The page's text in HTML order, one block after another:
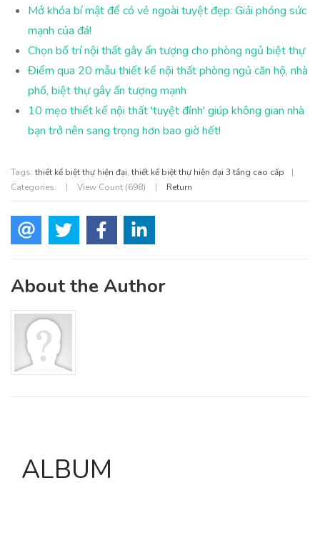
Mở khóa bí mật để có vẻ ngoài tuyệt đẹp: Giải phóng sức
mạnh của đá!
Chọn bố trí nội thất gây ấn tượng cho phòng ngủ biệt thự
Điểm qua 20 mẫu thiết kế nội thất phòng ngủ căn hộ, nhà
phố, biệt thự gây ấn tượng mạnh
10 mẹo thiết kế nội thất 'tuyệt đỉnh' giúp không gian nhà
bạn trở nên sang trọng hơn bao giờ hết!
Tags: thiết kế biệt thự hiện đại, thiết kế biệt thự hiện đại 3 tầng cao cấp
|
Categories:
| View Count (698) | Return
About the Author
ALBUM